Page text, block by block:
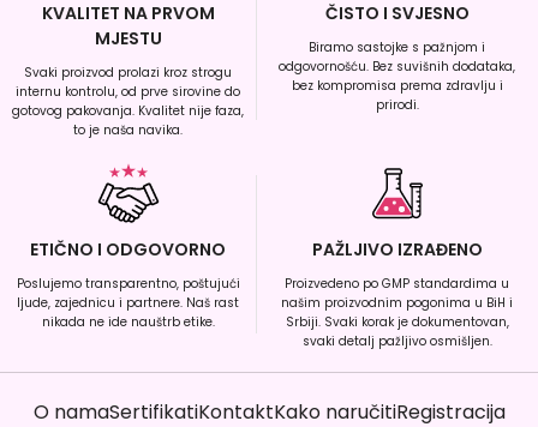
KVALITET NA PRVOM
MJESTU
Svaki proizvod prolazi kroz strogu
internu kontrolu, od prve sirovine do
gotovog pakovanja. Kvalitet nije faza,
to je naša navika.
ČISTO I SVJESNO
Biramo sastojke s pažnjom i
odgovornošću. Bez suvišnih dodataka,
bez kompromisa prema zdravlju i
prirodi.
ETIČNO I ODGOVORNO
Poslujemo transparentno, poštujući
ljude, zajednicu i partnere. Naš rast
nikada ne ide nauštrb etike.
PAŽLJIVO IZRAĐENO
Proizvedeno po GMP standardima u
našim proizvodnim pogonima u BiH i
Srbiji. Svaki korak je dokumentovan,
svaki detalj pažljivo osmišljen.
O namaSertifikatiKontaktKako naručitiRegistracija